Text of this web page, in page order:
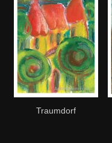
Traumdorf